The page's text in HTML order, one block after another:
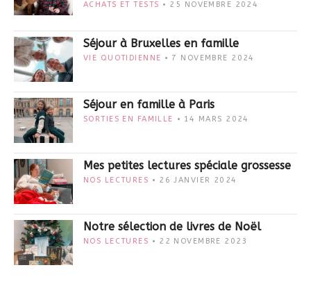
ACHATS ET TESTS 25 NOVEMBRE 2024
Séjour à Bruxelles en famille
VIE QUOTIDIENNE 7 NOVEMBRE 2024
Séjour en famille à Paris
SORTIES EN FAMILLE 14 MARS 2024
Mes petites lectures spéciale grossesse
NOS LECTURES 26 JANVIER 2024
Notre sélection de livres de Noël
NOS LECTURES 22 NOVEMBRE 2023